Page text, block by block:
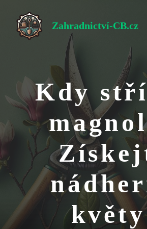
obsah
Zahradnictví-CB.cz
Kdy